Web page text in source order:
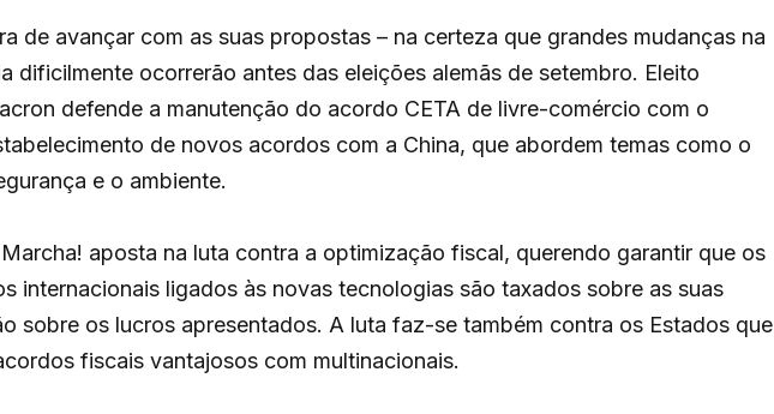
de avançar com as suas propostas – na certeza que grandes mudanças na
dificilmente ocorrerão antes das eleições alemãs de setembro. Eleito
defende a manutenção do acordo CETA de livre-comércio com o
de novos acordos com a China, que abordem temas como o
e o ambiente.
aposta na luta contra a optimização fiscal, querendo garantir que os
internacionais ligados às novas tecnologias são taxados sobre as suas
sobre os lucros apresentados. A luta faz-se também contra os Estados que
fiscais vantajosos com multinacionais.